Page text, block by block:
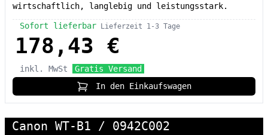
wirtschaftlich, langlebig und leistungsstark.
Sofort lieferbar Lieferzeit 1-3 Tage
178,43 €
inkl. MwSt
Gratis Versand
In den Einkaufswagen
Canon WT-B1 / 0942C002